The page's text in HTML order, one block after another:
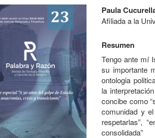
Contenido
principal
del
Paula
Afiliada a la
Resumen
Tengo ante mí
su importante
ontologia
la
concibe como
comunidad y
respetarlas”,
consolidada”